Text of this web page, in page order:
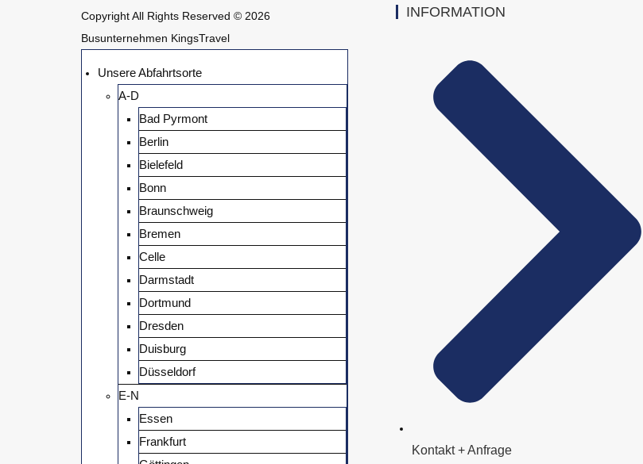
Copyright All Rights Reserved © 2026
Busunternehmen KingsTravel
Unsere Abfahrtsorte
A-D
Bad Pyrmont
Berlin
Bielefeld
Bonn
Braunschweig
Bremen
Celle
Darmstadt
Dortmund
Dresden
Duisburg
Düsseldorf
E-N
Essen
Frankfurt
INFORMATION
Kontakt + Anfrage